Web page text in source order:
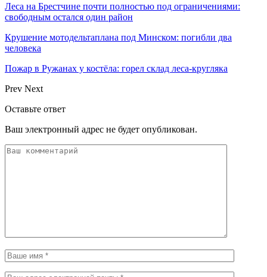
Леса на Брестчине почти полностью под ограничениями:
свободным остался один район
Крушение мотодельтаплана под Минском: погибли два
человека
Пожар в Ружанах у костёла: горел склад леса-кругляка
Prev Next
Оставьте ответ
Ваш электронный адрес не будет опубликован.